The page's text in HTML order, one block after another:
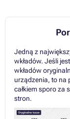
Jedną z
wkładów. Jeśli
wkładów
urządzenia, to na
całkiem sporo za
stron.